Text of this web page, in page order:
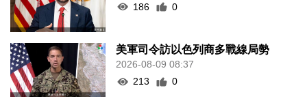
186
0
美軍司令訪以色列商多戰線局勢
2026-08-09 08:37
213
0